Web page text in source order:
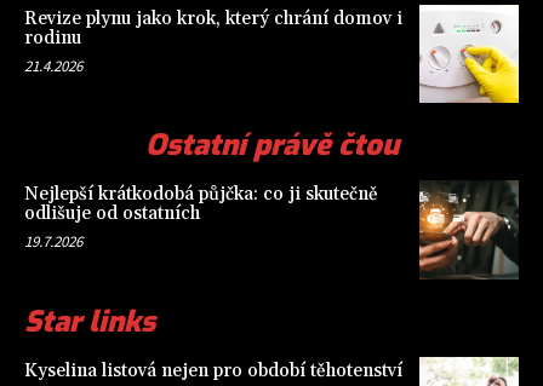
Revize plynu jako krok, který chrání domov i
rodinu
21.4.2026
Ostatní právě čtou
Nejlepší krátkodobá půjčka: co ji skutečně
odlišuje od ostatních
19.7.2026
Star links
Kyselina listová nejen pro období těhotenství